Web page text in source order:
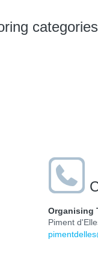
categories
Organising
Piment